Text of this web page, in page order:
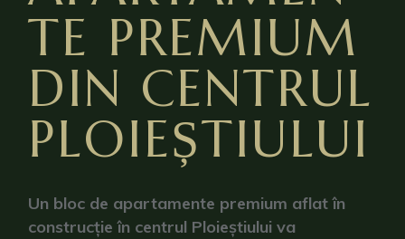
TE PREMIUM
DIN CENTRUL
PLOIEȘTIULUI
Un bloc de apartamente premium aflat în
construcție în centrul Ploieștiului va